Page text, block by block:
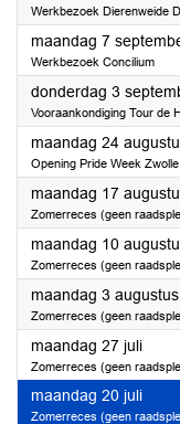
Werkbezoek Dierenweide
maandag 7
Werkbezoek Concilium
donderdag 3
Vooraankondiging Tour de
maandag 24
Opening Pride Week Zwolle
maandag 17
Zomerreces (geen
maandag 10
Zomerreces (geen
maandag 3 augustus
Zomerreces (geen
maandag 27 juli2026
Zomerreces (geen
maandag 20 juli2026
Zomerreces (geen